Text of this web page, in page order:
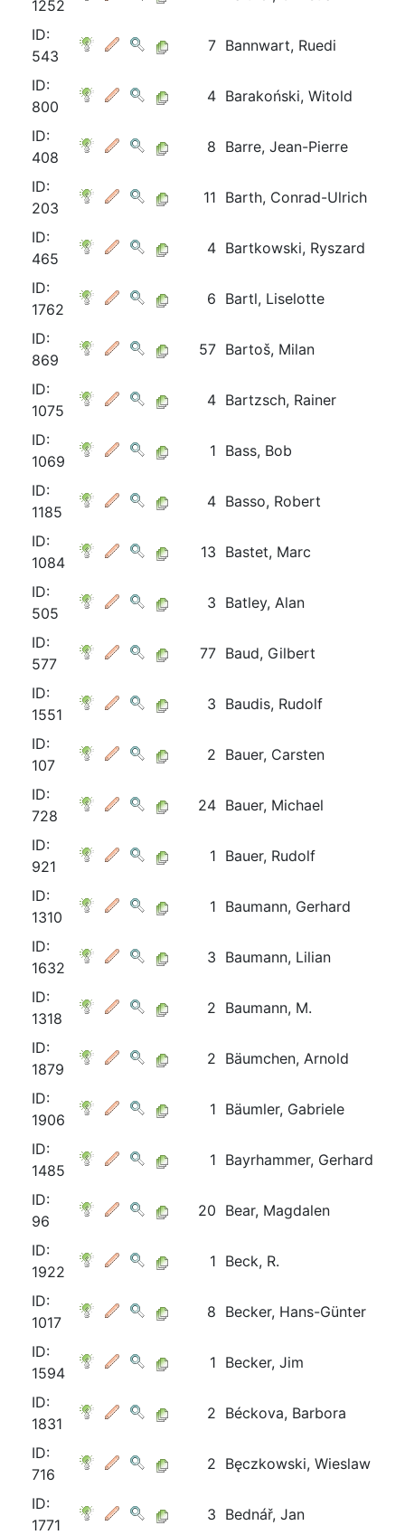
1252
ID:
543
7 Bannwart, Ruedi
ID:
800
4 Barakoński, Witold
ID:
408
8 Barre, Jean-Pierre
ID:
203
11 Barth, Conrad-Ulrich
ID:
465
4 Bartkowski, Ryszard
ID:
1762
6 Bartl, Liselotte
ID:
869
57 Bartoš, Milan
ID:
1075
4 Bartzsch, Rainer
ID:
1069
1 Bass, Bob
ID:
1185
4 Basso, Robert
ID:
1084
13 Bastet, Marc
ID:
505
3 Batley, Alan
ID:
577
77 Baud, Gilbert
ID:
1551
3 Baudis, Rudolf
ID:
107
2 Bauer, Carsten
ID:
728
24 Bauer, Michael
ID:
921
1 Bauer, Rudolf
ID:
1310
1 Baumann, Gerhard
ID:
1632
3 Baumann, Lilian
ID:
1318
2 Baumann, M.
ID:
1879
2 Bäumchen, Arnold
ID:
1906
1 Bäumler, Gabriele
ID:
1485
1 Bayrhammer, Gerhard
ID:
96
20 Bear, Magdalen
ID:
1922
1 Beck, R.
ID:
1017
8 Becker, Hans-Günter
ID:
1594
1 Becker, Jim
ID:
1831
2 Béckova, Barbora
ID:
716
2 Bęczkowski, Wieslaw
ID:
1771
3 Bednář, Jan